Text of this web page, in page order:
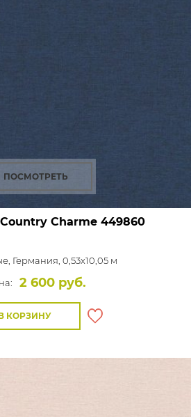
ПОСМОТРЕТЬ
Charme449860
Германия, 0,53x10,05 м
2 600 руб.
КОРЗИНУ